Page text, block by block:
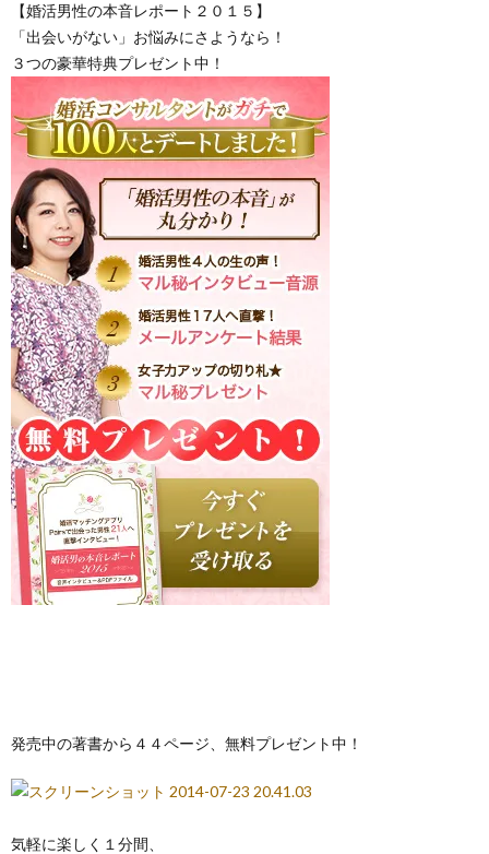
【婚活男性の本音レポート２０１５】
「出会いがない」お悩みにさようなら！
３つの豪華特典プレゼント中！
発売中の著書から４４ページ、無料プレゼント中！
気軽に楽しく１分間、